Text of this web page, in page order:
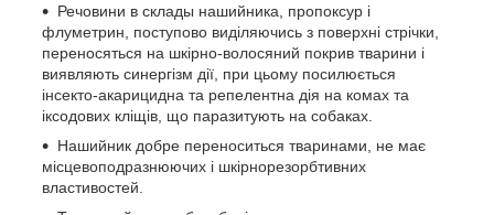
Речовини в склады нашийника, пропоксур і
флуметрин, поступово виділяючись з поверхні стрічки,
переносяться на шкірно-волосяний покрив тварини і
виявляють синергізм дії, при цьому посилюється
інсекто-акарицидна та репелентна дія на комах та
іксодових кліщів, що паразитують на собаках.
Нашийник добре переноситься тваринами, не має
місцевоподразнюючих і шкірнорезорбтивних
властивостей.